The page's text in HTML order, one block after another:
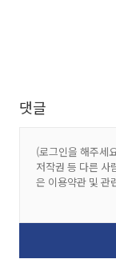
댓글